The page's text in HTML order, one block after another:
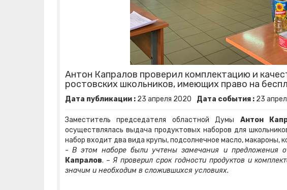
Антон Капралов проверил комплектацию и
ростовских школьников, имеющих право на
Дата публикации : 23 апреля 2020 Дата события : 23
Заместитель председателя областной Думы Антон
осуществлялась выдача продуктовых наборов для
набор входит два вида крупы, подсолнечное масло, макароны,
-В этом наборе были учтены замечания и предложения
Капралов. – Я проверил срок годности продуктов и
значим и необходим в сложившихся условиях.